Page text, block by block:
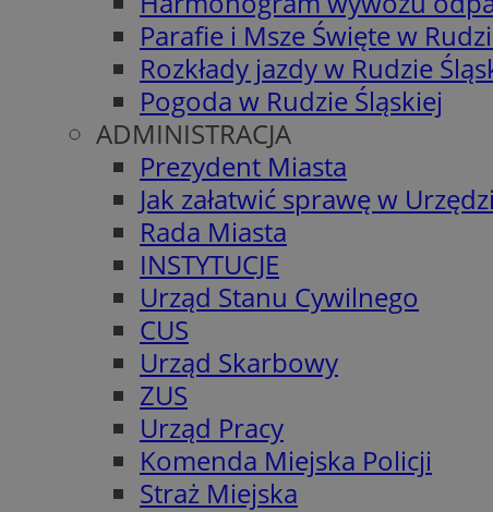
Parafie i Msze Święte w
Rozkłady jazdy w Rudzie
Pogoda w Rudzie Śląskiej
ADMINISTRACJA
Prezydent Miasta
Jak załatwić sprawę w
Rada Miasta
INSTYTUCJE
Urząd Stanu Cywilnego
CUS
Urząd Skarbowy
ZUS
Urząd Pracy
Komenda Miejska Policji
Straż Miejska